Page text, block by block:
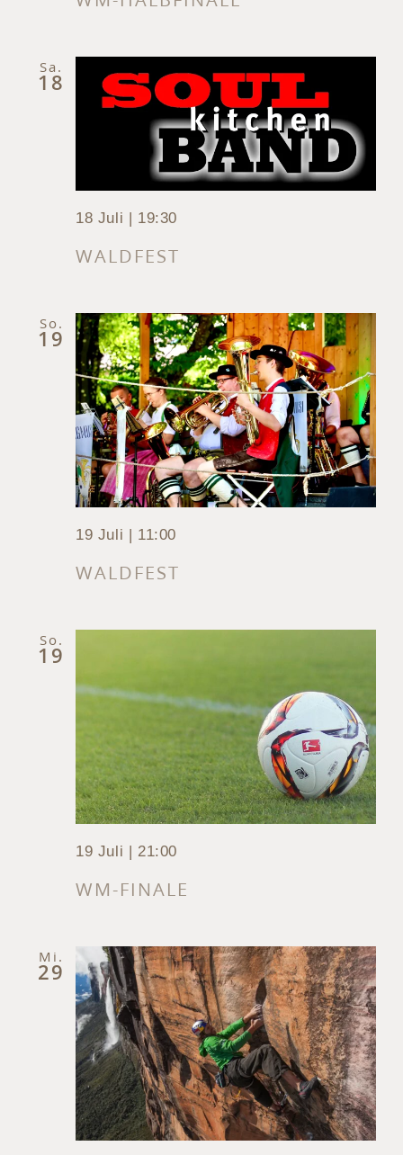
Sa.
18
WALDFEST
18 Juli | 19:30
So.
19
WALDFEST
19 Juli | 11:00
So.
19
WM-FINALE
19 Juli | 21:00
Mi.
29